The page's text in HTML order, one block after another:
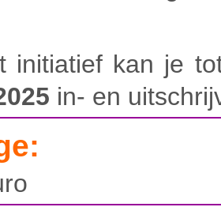
initiatief kan je
in- en